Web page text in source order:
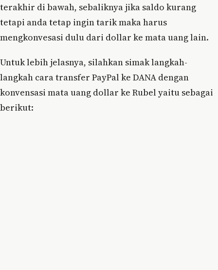
terakhir di bawah, sebaliknya jika saldo kurang
tetapi anda tetap ingin tarik maka harus
mengkonvesasi dulu dari dollar ke mata uang lain.
Untuk lebih jelasnya, silahkan simak langkah-
langkah cara transfer PayPal ke DANA dengan
konvensasi mata uang dollar ke Rubel yaitu sebagai
berikut: